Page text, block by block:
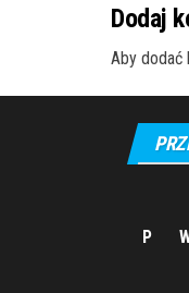
Dodaj
Aby dodać
P